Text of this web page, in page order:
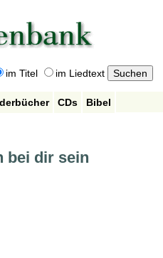
im Titel im Liedtext
CDs
Bibel
bei dir sein